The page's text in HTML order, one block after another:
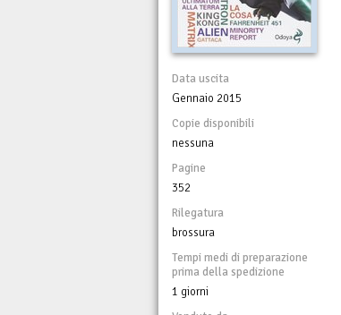
Data uscita
Gennaio 2015
Copie disponibili
nessuna
Pagine
352
Rilegatura
brossura
Tempi medi di preparazione
prima della spedizione
1 giorni